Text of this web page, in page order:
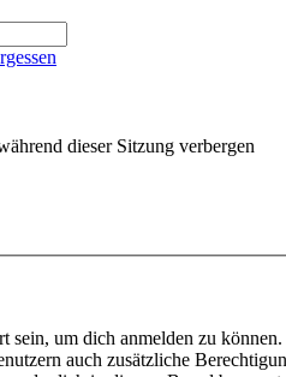
dieser Sitzung verbergen
sein, um dich anmelden zu
auch zusätzliche